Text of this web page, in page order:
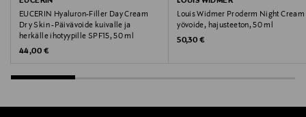
EUCERIN Hyaluron-Filler Day Cream
Dry Skin -Päivävoide kuivalle ja
herkälle ihotyypille SPF15, 50 ml
Original Price
44,00 €
Louis Widmer Proderm Night Cream
yövoide, hajusteeton, 50 ml
Original Price
50,30 €